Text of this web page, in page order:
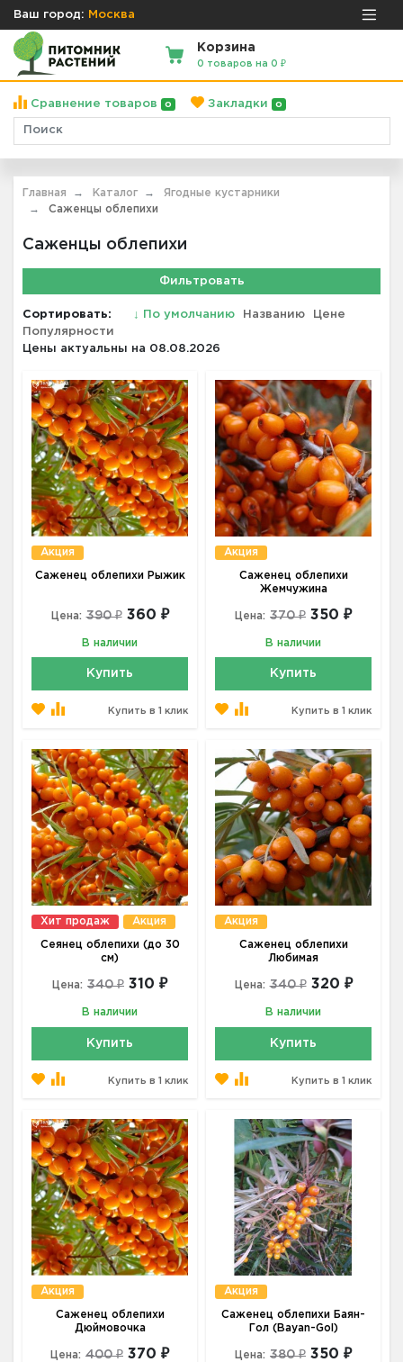
Ваш город: Москва
Корзина
0 товаров на 0 ₽
Сравнение товаров 0 Закладки 0
Главная Каталог
Ягодные кустарники
Саженцы облепихи
Саженцы облепихи
Фильтровать
Сортировать: ↓ По умолчанию Названию
Цене
Популярности
Цены актуальны на 08.08.2026
Акция
Саженец облепихи Рыжик
Цена: 390 ₽ 360 ₽
В наличии
Купить
Купить в 1 клик
Акция
Саженец облепихи
Жемчужина
Цена: 370 ₽ 350 ₽
В наличии
Купить
Купить в 1 клик
Хит продаж Акция
Сеянец облепихи (до 30
см)
Цена: 340 ₽ 310 ₽
В наличии
Купить
Купить в 1 клик
Акция
Саженец облепихи
Любимая
Цена: 340 ₽ 320 ₽
В наличии
Купить
Купить в 1 клик
Акция
Саженец облепихи
Дюймовочка
Цена: 400 ₽ 370 ₽
Акция
Саженец облепихи Баян-
Гол (Bayan-Gol)
Цена: 380 ₽ 350 ₽